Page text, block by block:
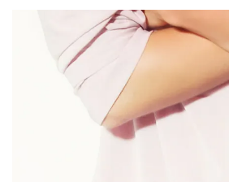
популярным не только у
посетителей
но и у тех, кто
собой дома.
микронидлинг и для